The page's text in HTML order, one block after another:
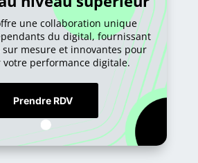
une collaboration unique
du digital, fournissant
mesure et innovantes pour
votre performance digitale.
Prendre RDV